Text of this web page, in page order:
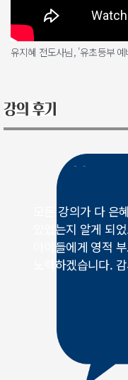
유지혜 전도사님, '유초등부
모든 강의가 다 은
있었는지 알게 되
아이들에게 영적
노력하겠습니다.